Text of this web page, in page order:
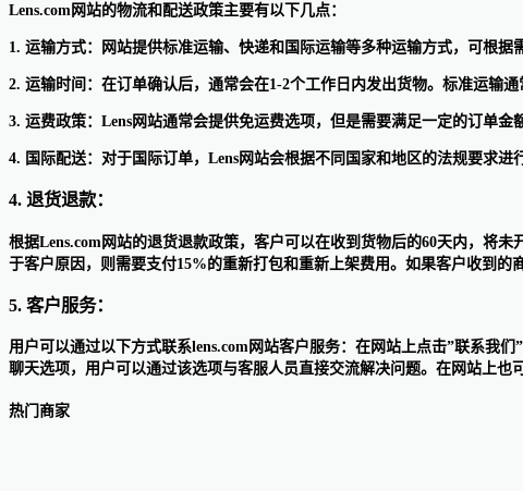
Lens.com网站的物流和配送政策主要有以下几点：
1. 运输方式：网站提供标准运输、快递和国际运输等多种运输方式，可根据
2. 运输时间：在订单确认后，通常会在1-2个工作日内发出货物。标准运输
3. 运费政策：Lens网站通常会提供免运费选项，但是需要满足一定的订单
4. 国际配送：对于国际订单，Lens网站会根据不同国家和地区的法规要求进
4. 退货退款：
根据Lens.com网站的退货退款政策，客户可以在收到货物后的60天内，将
于客户原因，则需要支付15%的重新打包和重新上架费用。如果客户收到的
5. 客户服务：
用户可以通过以下方式联系lens.com网站客户服务：在网站上点击”联系我
聊天选项，用户可以通过该选项与客服人员直接交流解决问题。在网站上也
热门商家